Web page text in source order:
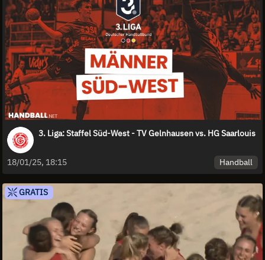
3. Liga: Staffel Süd-West - TV Gelnhausen vs. HG Saarlouis
18/01/25, 18:15 Handball
GRATIS